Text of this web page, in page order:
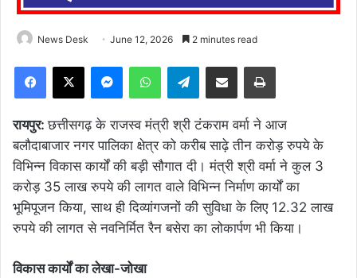
News Desk June 12, 2026 2 minutes read
Facebook
X MessengerWhatsAppTelegramShare via Email Print
रायपुर:छत्तीसगढ़ के राजस्व मंत्री श्री टंकराम वर्मा ने आज
बलौदाबाजार नगर पालिका क्षेत्र को करीब साढ़े तीन करोड़ रुपये के
विभिन्न विकास कार्यों की बड़ी सौगात दी। मंत्री श्री वर्मा ने कुल 3
करोड़ 35 लाख रुपये की लागत वाले विभिन्न निर्माण कार्यों का
भूमिपूजन किया, साथ ही दिव्यांगजनों की सुविधा के लिए 12.32 लाख
रुपये की लागत से नवनिर्मित रैन बसेरा का लोकार्पण भी किया।
​विकास कार्यों का लेखा-जोखा